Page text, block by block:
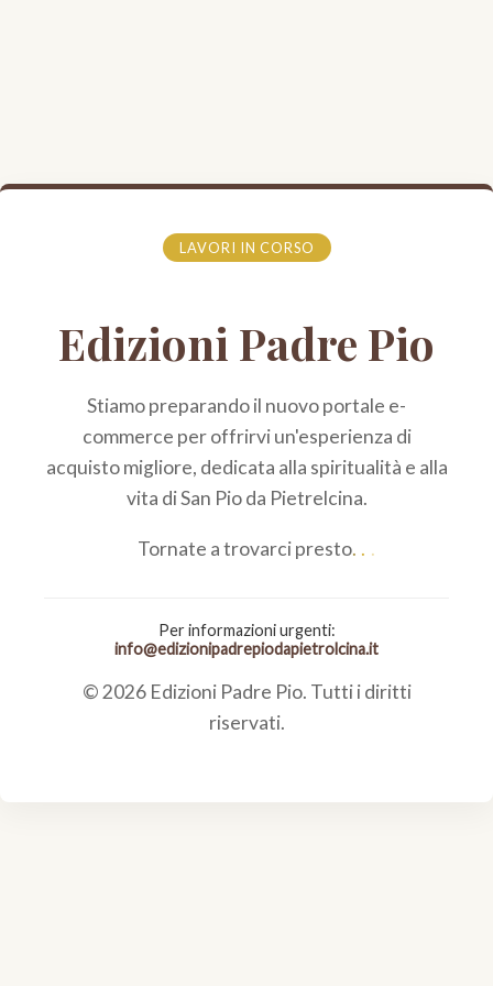
LAVORI IN CORSO
Edizioni Padre Pio
Stiamo preparando il nuovo portale e-
commerce per offrirvi un'esperienza di
acquisto migliore, dedicata alla spiritualità e alla
vita di San Pio da Pietrelcina.
Tornate a trovarci presto
Per informazioni urgenti:
info@edizionipadrepiodapietrolcina.it
© 2026 Edizioni Padre Pio. Tutti i diritti
riservati.